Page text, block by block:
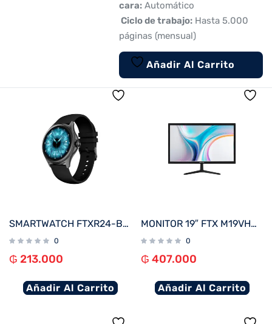
cara:Automático
 Ciclo de trabajo:Hasta 5.000
páginas (mensual)
Añadir Al Carrito
SMARTWATCH FTXR24-BB 53MM NEGRO ANDROID/IOS/BT/FREC. CARD
0
₲ 213.000
Añadir Al Carrito
MONITOR 19″ FTX M19VHDBZL HD VGA/HDMI/75HZ/5MS/BIVOLT C/BISEL
0
₲ 407.000
Añadir Al Carrito